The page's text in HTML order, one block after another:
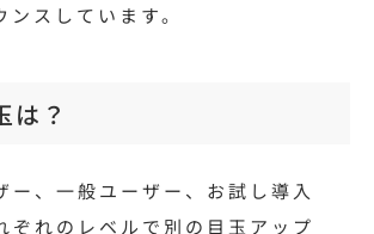
スしています。
は？
ー、一般ユーザー、お試し導入
ぞれのレベルで別の目玉アップ